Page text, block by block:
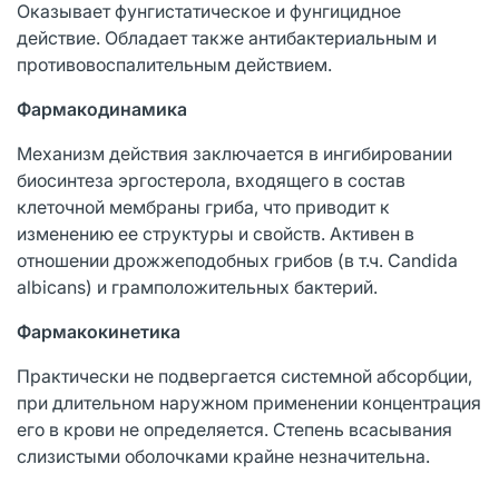
Оказывает фунгистатическое и фунгицидное
действие. Обладает также антибактериальным и
противовоспалительным действием.
Фармакодинамика
Механизм действия заключается в ингибировании
биосинтеза эргостерола, входящего в состав
клеточной мембраны гриба, что приводит к
изменению ее структуры и свойств. Активен в
отношении дрожжеподобных грибов (в т.ч. Candida
albicans) и грамположительных бактерий.
Фармакокинетика
Практически не подвергается системной абсорбции,
при длительном наружном применении концентрация
его в крови не определяется. Степень всасывания
слизистыми оболочками крайне незначительна.